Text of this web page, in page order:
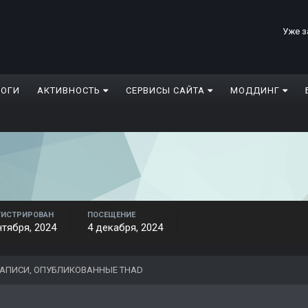
Уже
АКТИВНОСТЬ СЕРВИСЫ САЙТА МОДДИНГ
2024
ПОСЕЩЕНИЕ
4 декабря, 2024
ОПУБЛИКОВАННЫЕ THAD